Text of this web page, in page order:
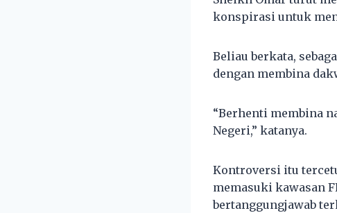
konspirasi untuk
Beliau berkata,
dengan membina
“Berhenti membina
Negeri,” katanya.
Kontroversi itu
memasuki kawasan
bertanggungjawab